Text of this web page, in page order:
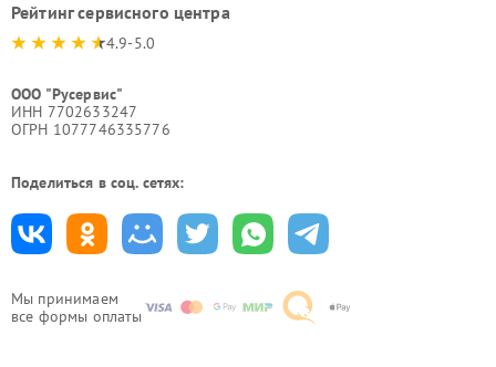
Мы принимаем
все формы оплаты
Рейтинг сервисного центра
4.9-5.0
ООО "Русервис"
ИНН 7702633247
ОГРН 1077746335776
Поделиться в соц. сетях: